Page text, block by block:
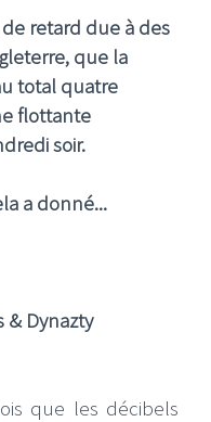
retard due à des
que la
total quatre
flottante
soir.
a donné...
& Dynazty
que les décibels